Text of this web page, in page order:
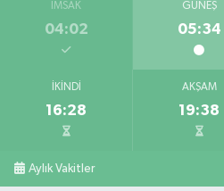
İMSAK
04:02
GÜNEŞ
05:34
İKINDI
16:28
AKŞAM
19:38
Aylık Vakitler